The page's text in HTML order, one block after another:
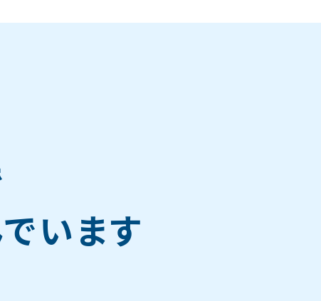
います